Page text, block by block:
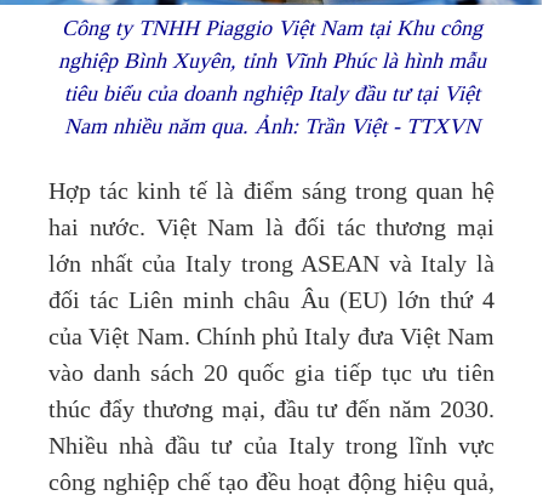
Công ty TNHH Piaggio Việt Nam tại Khu công
nghiệp Bình Xuyên, tỉnh Vĩnh Phúc là hình mẫu
tiêu biểu của doanh nghiệp Italy đầu tư tại Việt
Nam nhiều năm qua. Ảnh: Trần Việt - TTXVN
Hợp tác kinh tế là điểm sáng trong quan hệ
hai nước. Việt Nam là đối tác thương mại
lớn nhất của Italy trong ASEAN và Italy là
đối tác Liên minh châu Âu (EU) lớn thứ 4
của Việt Nam. Chính phủ Italy đưa Việt Nam
vào danh sách 20 quốc gia tiếp tục ưu tiên
thúc đẩy thương mại, đầu tư đến năm 2030.
Nhiều nhà đầu tư của Italy trong lĩnh vực
công nghiệp chế tạo đều hoạt động hiệu quả,